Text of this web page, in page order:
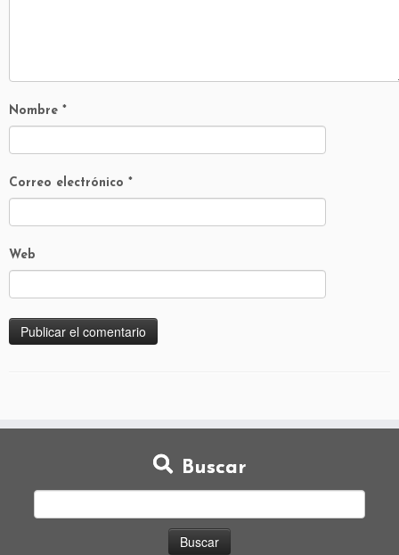
Nombre *
Correo electrónico *
Web
Buscar